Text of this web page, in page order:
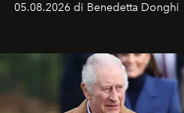
05.08.2026 di Benedetta Donghi